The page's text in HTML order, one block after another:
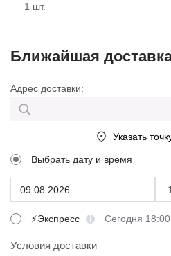
1 шт.
Ближайшая
Адрес доставки:
Указать
Выбрать дату и время
⚡Экспресс Сегодня
Условия доставки